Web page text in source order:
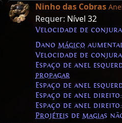
Ninho das Cobras
Requer: Nível 32
Velocidade de
Dano mágico
Velocidade de
Espaço de anel
propagar
Espaço de anel
Espaço de anel direito:
Espaço de anel direito:
Projéteis de magias